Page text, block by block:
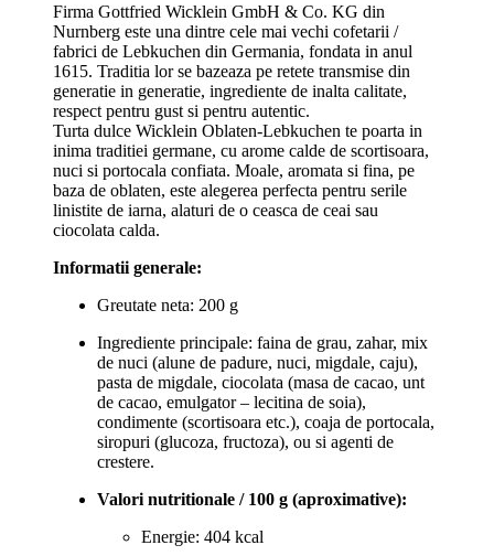
Firma Gottfried Wicklein GmbH & Co. KG din
Nurnberg este una dintre cele mai vechi cofetarii /
fabrici de Lebkuchen din Germania, fondata in anul
1615. Traditia lor se bazeaza pe retete transmise din
generatie in generatie, ingrediente de inalta calitate,
respect pentru gust si pentru autentic.
Turta dulce Wicklein Oblaten-Lebkuchen te poarta in
inima traditiei germane, cu arome calde de scortisoara,
nuci si portocala confiata. Moale, aromata si fina, pe
baza de oblaten, este alegerea perfecta pentru serile
linistite de iarna, alaturi de o ceasca de ceai sau
ciocolata calda.
Informatii generale:
Greutate neta: 200 g
Ingrediente principale: faina de grau, zahar, mix
de nuci (alune de padure, nuci, migdale, caju),
pasta de migdale, ciocolata (masa de cacao, unt
de cacao, emulgator – lecitina de soia),
condimente (scortisoara etc.), coaja de portocala,
siropuri (glucoza, fructoza), ou si agenti de
crestere.
Valori nutritionale / 100 g (aproximative):
Energie: 404 kcal